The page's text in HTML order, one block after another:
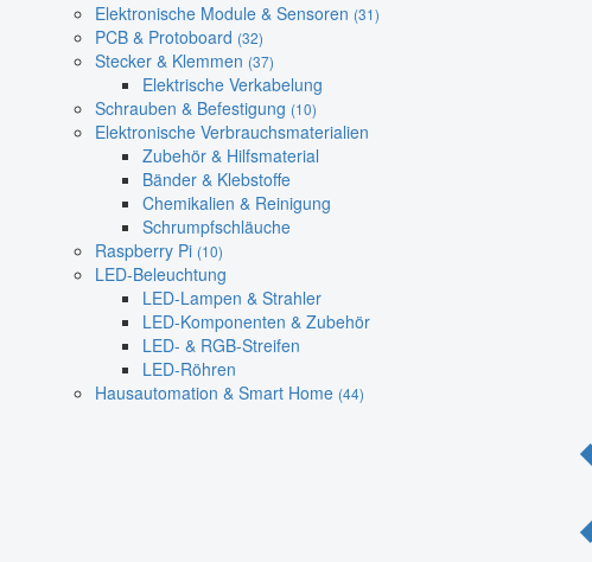
Elektronische Module & Sensoren (31)
PCB & Protoboard (32)
Stecker & Klemmen (37)
Elektrische Verkabelung
Schrauben & Befestigung (10)
Elektronische Verbrauchsmaterialien
Zubehör & Hilfsmaterial
Bänder & Klebstoffe
Chemikalien & Reinigung
Schrumpfschläuche
Raspberry Pi (10)
LED-Beleuchtung
LED-Lampen & Strahler
LED-Komponenten & Zubehör
LED- & RGB-Streifen
LED-Röhren
Hausautomation & Smart Home (44)